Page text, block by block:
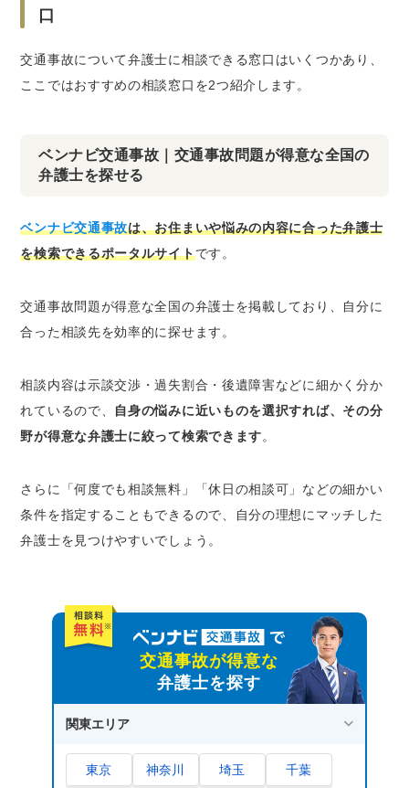
口
交通事故について弁護士に相談できる窓口はいくつかあり、
ここではおすすめの相談窓口を2つ紹介します。
ベンナビ交通事故｜交通事故問題が得意な全国の
弁護士を探せる
ベンナビ交通事故は、お住まいや悩みの内容に合った弁護士
を検索できるポータルサイトです。
交通事故問題が得意な全国の弁護士を掲載しており、自分に
合った相談先を効率的に探せます。
相談内容は示談交渉・過失割合・後遺障害などに細かく分か
れているので、
自身の悩みに近いものを選択すれば、その分
野が得意な弁護士に絞って検索できます。
さらに「何度でも相談無料」「休日の相談可」などの細かい
条件を指定することもできるので、自分の理想にマッチした
弁護士を見つけやすいでしょう。
交通事故が得意な
弁護士を探す
関東エリア
東京 神奈川 埼玉 千葉